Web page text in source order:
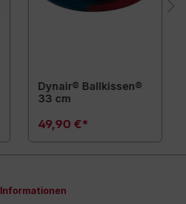
Dynair® Ballkissen®
33 cm
49,90 €*
Informationen